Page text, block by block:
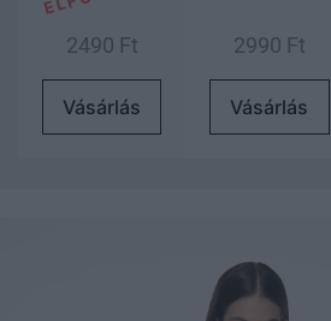
2490 Ft
Vásárlás
2990 Ft
Vásárlás